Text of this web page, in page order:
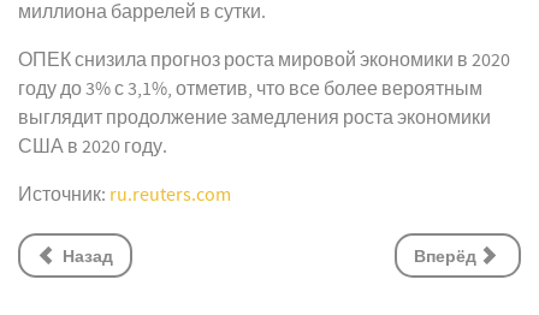
миллиона баррелей в сутки.
ОПЕК снизила прогноз роста мировой экономики в 2020
году до 3% с 3,1%, отметив, что все более вероятным
выглядит продолжение замедления роста экономики
США в 2020 году.
Источник: ru.reuters.com
Назад Вперёд